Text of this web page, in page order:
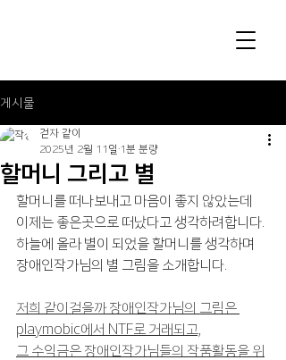
게시물
할머니 그리고 별
걷자 같이
2025년 2월 11일 1분 분량
할머니를 떠나보내고 마음이 좋지 않았는데
이제는 좋은곳으로 떠났다고 생각하려합니다.
하늘에 올라 별이 되었을 할머니를 생각하며
장애인작가님의 별 그림을 소개합니다.
저희 같이걸을까 장애인작가님의 그림은
playmobic에서 NTF로 거래되고,
그 수익금은 장애인작가님들의 작품활동을 위